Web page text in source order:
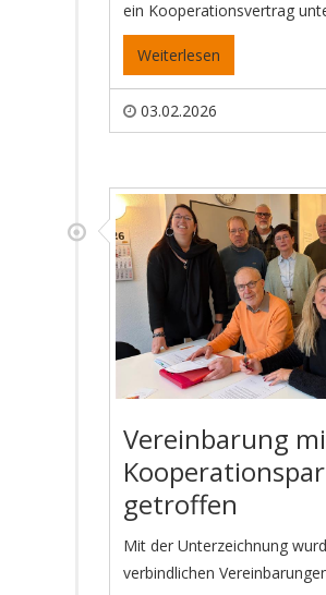
ein Kooperationsvertrag
Weiterlesen
03.02.2026
Vereinbarung
getroffen
Mit der Unterzeichnung
verbindlichen